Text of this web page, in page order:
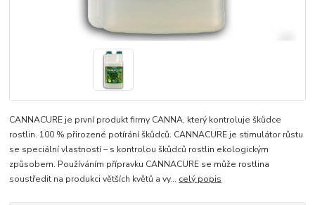
CANNACURE je první produkt firmy CANNA, který kontroluje škůdce
rostlin. 100 % přirozené potírání škůdců. CANNACURE je stimulátor růstu
se speciální vlastností – s kontrolou škůdců rostlin ekologickým
způsobem. Používáním přípravku CANNACURE se může rostlina
soustředit na produkci větších květů a vy... celý popis